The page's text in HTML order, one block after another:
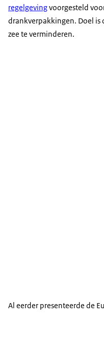
regelgevingvoorgesteld
drankverpakkingen. Doel is
zee te verminderen.
Al eerder presenteerde de